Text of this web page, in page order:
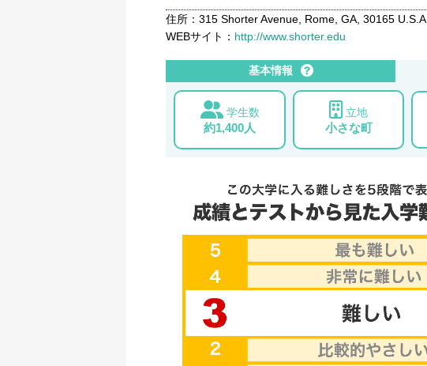
住所：315 Shorter Avenue, Rome, GA, 30165 U.S.A.
WEBサイト： http://www.shorter.edu
基本情報
学生数
約1,400人
立地
小さな町